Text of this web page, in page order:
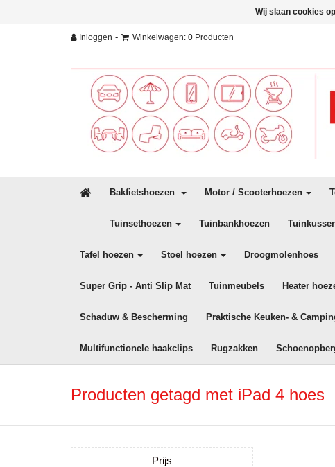
Inloggen - Winkelwagen: 0 Producten
Bakfietshoezen Motor / Scooterhoezen
Tuinsethoezen Tuinbankhoezen
Tafel hoezen Stoel hoezen Droogmolenhoes
Super Grip - Anti Slip Mat Tuinmeubels Heater
Schaduw & Bescherming Praktische Keuken- &
Multifunctionele haakclips Rugzakken
Producten getagd met iPad 4 hoes
Prijs
Wij slaan cookies